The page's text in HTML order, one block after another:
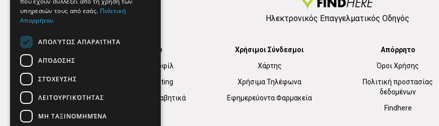
Ηλεκτρονικός Επαγγελματικός Οδηγός
Find Here
Εταιρικό Προφίλ
Digital marketing
Κατηγορίες Αλφαβητικά
Χρήσιμοι Σύνδεσμοι
Χάρτης
Χρήσιμα Τηλέφωνα
Εφημερεύοντα Φαρμακεία
Απόρρητο
Όροι Χρήσης
Πολιτική προστασίας
δεδομένων
Findhere
υπηρεσιών τους από εσάς. Πολιτική
Απορρήτου
ΑΠΟΛΎΤΩΣ ΑΠΑΡΑΊΤΗΤΑ
ΑΠΌΔΟΣΗΣ
ΣΤΌΧΕΥΣΗΣ
ΛΕΙΤΟΥΡΓΙΚΌΤΗΤΑΣ
ΜΗ ΤΑΞΙΝΟΜΗΜΈΝΑ